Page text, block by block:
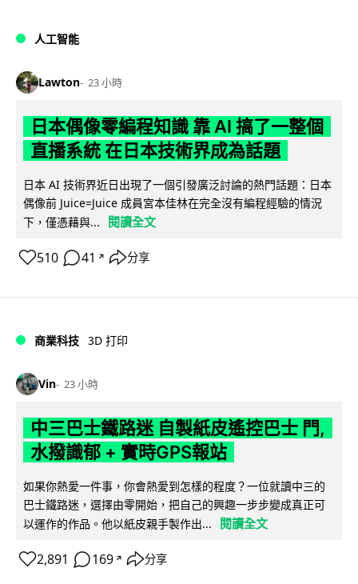
人工智能
Lawton 23 小時
日本偶像零編程知識 靠 AI 搞了一整個
直播系統 在日本技術界成為話題
日本 AI 技術界近日出現了一個引發廣泛討論的熱門話題：日本
偶像前 Juice=Juice 成員宮本佳林在完全沒有編程經驗的情況
下，僅憑藉與...
閱讀全文
510 41 ↗ 分享
商業科技 3D 打印
Vin 23 小時
中三巴士鐵路迷 自製紙皮遙控巴士 門,
水撥識郁 + 實時GPS報站
如果你熱愛一件事，你會熱愛到怎樣的程度？一位就讀中三的
巴士鐵路迷，選擇由零開始，把自己的興趣一步步變成真正可
以運作的作品。他以紙皮親手製作出...
閱讀全文
2,891 169 ↗ 分享